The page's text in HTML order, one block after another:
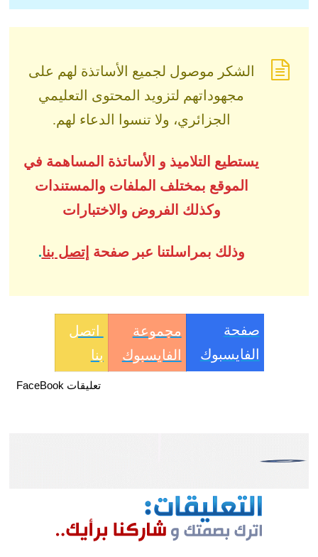
الشكر موصول لجميع الأساتذة لهم على
مجهوداتهم لتزويد المحتوى التعليمي
الجزائري، ولا تنسوا الدعاء لهم.
يستطيع التلاميذ و الأساتذة المساهمة في
الموقع بمختلف الملفات والمستندات
وكذلك الفروض والاختبارات
وذلك بمراسلتنا عبر صفحة إتصل بنا.
صفحة
الفايسبوك
مجموعة
الفايسبوك
اتصل
بنا
تعليقات FaceBook